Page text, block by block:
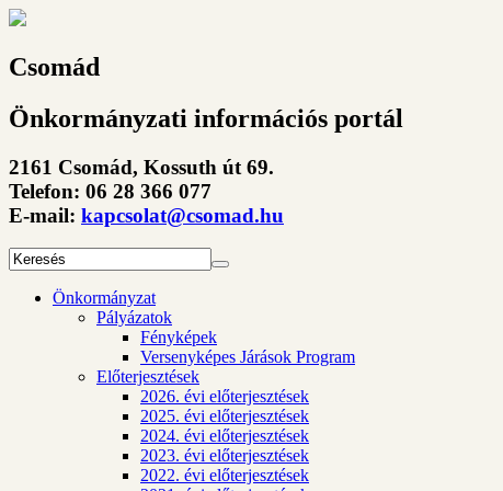
Csomád
Önkormányzati információs portál
2161 Csomád, Kossuth út 69.
Telefon: 06 28 366 077
E-mail: kapcsolat@csomad.hu
Önkormányzat
Pályázatok
Fényképek
Versenyképes Járások Program
Előterjesztések
2026. évi előterjesztések
2025. évi előterjesztések
2024. évi előterjesztések
2023. évi előterjesztések
2022. évi előterjesztések